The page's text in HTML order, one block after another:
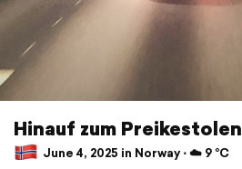
Hinauf zum Preikestolen
June 4, 2025 in Norway ⋅ ☁️ 9 °C